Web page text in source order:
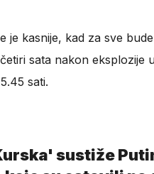
je kasnije, kad za sve
sata nakon eksplozije
sati.
sustiže